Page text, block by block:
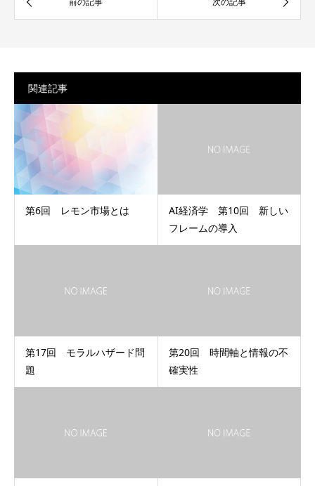
関連記事
第6回 レモン市場とは
AI経済学 第10回 新しい
フレームの導入
第17回 モラルハザード問
題
第20回 時間軸と情報の不
確実性